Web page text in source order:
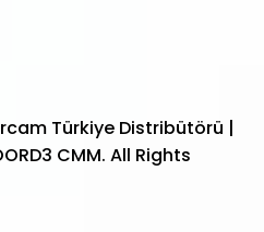
Türkiye Distribütörü |
CMM. All Rights